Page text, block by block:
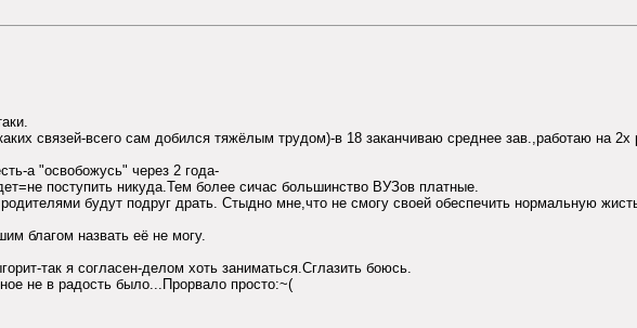
связей-всего сам добился тяжёлым трудом)-в 18 заканчиваю среднее зав.,работаю на 2х
а "освобожусь" через 2 года-
поступить никуда.Тем более сичас большинство ВУЗов платные.
будут подруг драть. Стыдно мне,что не смогу своей обеспечить нормальную
благом назвать её не могу.
так я согласен-делом хоть заниматься.Сглазить боюсь.
не в радость было...Прорвало просто:~(